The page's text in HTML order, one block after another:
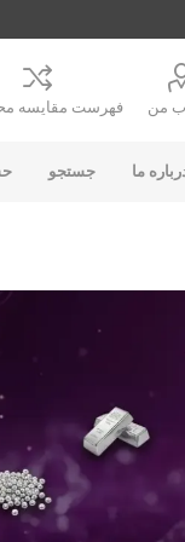
من فهرست مقایسه
ما جستجو